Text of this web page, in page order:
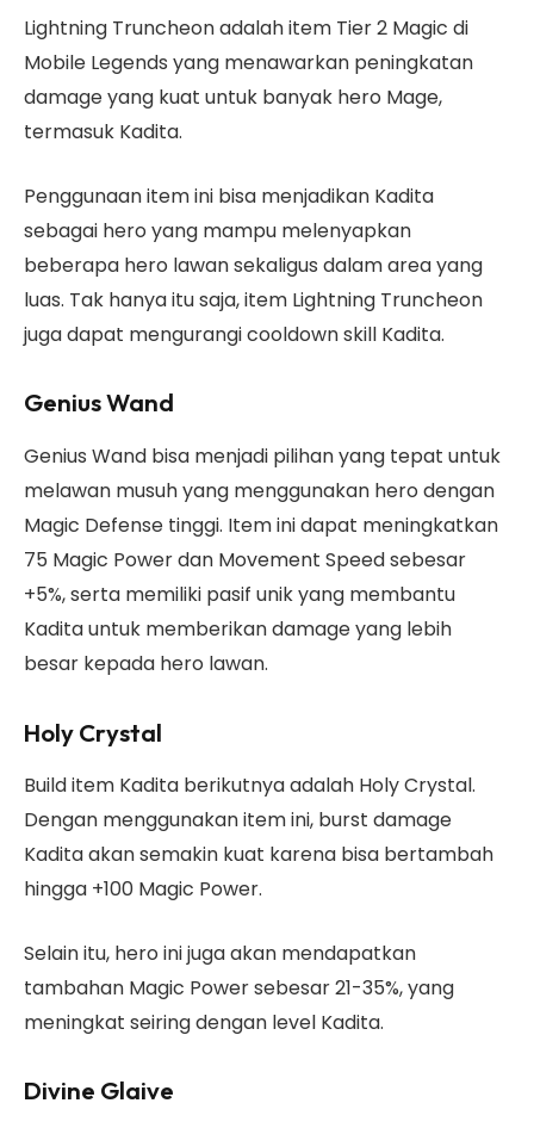
Lightning Truncheon adalah item Tier 2 Magic di
Mobile Legends yang menawarkan peningkatan
damage yang kuat untuk banyak hero Mage,
termasuk Kadita.
Penggunaan item ini bisa menjadikan Kadita
sebagai hero yang mampu melenyapkan
beberapa hero lawan sekaligus dalam area yang
luas. Tak hanya itu saja, item Lightning Truncheon
juga dapat mengurangi cooldown skill Kadita.
Genius Wand
Genius Wand bisa menjadi pilihan yang tepat untuk
melawan musuh yang menggunakan hero dengan
Magic Defense tinggi. Item ini dapat meningkatkan
75 Magic Power dan Movement Speed sebesar
+5%, serta memiliki pasif unik yang membantu
Kadita untuk memberikan damage yang lebih
besar kepada hero lawan.
Holy Crystal
Build item Kadita berikutnya adalah Holy Crystal.
Dengan menggunakan item ini, burst damage
Kadita akan semakin kuat karena bisa bertambah
hingga +100 Magic Power.
Selain itu, hero ini juga akan mendapatkan
tambahan Magic Power sebesar 21-35%, yang
meningkat seiring dengan level Kadita.
Divine Glaive